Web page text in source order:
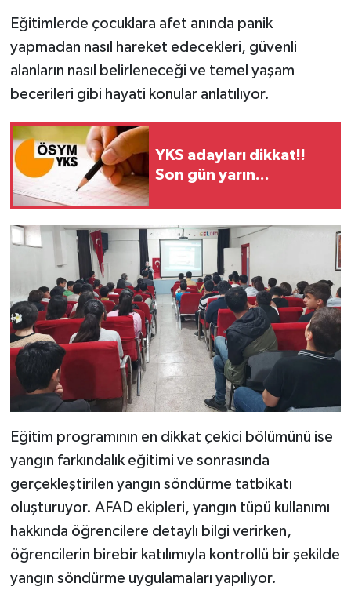
Eğitimlerde çocuklara afet anında panik
yapmadan nasıl hareket edecekleri, güvenli
alanların nasıl belirleneceği ve temel yaşam
becerileri gibi hayati konular anlatılıyor.
YKS adayları dikkat!!
Son gün yarın...
Eğitim programının en dikkat çekici bölümünü ise
yangın farkındalık eğitimi ve sonrasında
gerçekleştirilen yangın söndürme tatbikatı
oluşturuyor. AFAD ekipleri, yangın tüpü kullanımı
hakkında öğrencilere detaylı bilgi verirken,
öğrencilerin birebir katılımıyla kontrollü bir şekilde
yangın söndürme uygulamaları yapılıyor.